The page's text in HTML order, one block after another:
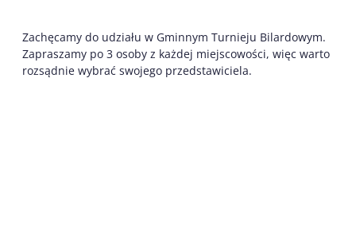
Zachęcamy do udziału w Gminnym Turnieju Bilardowym.
Zapraszamy po 3 osoby z każdej miejscowości, więc warto
rozsądnie wybrać swojego przedstawiciela.